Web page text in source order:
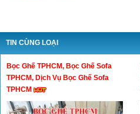
TIN CÙNG LOẠI
Bọc Ghế TPHCM, Bọc Ghế Sofa
TPHCM, Dịch Vụ Bọc Ghế Sofa
TPHCM